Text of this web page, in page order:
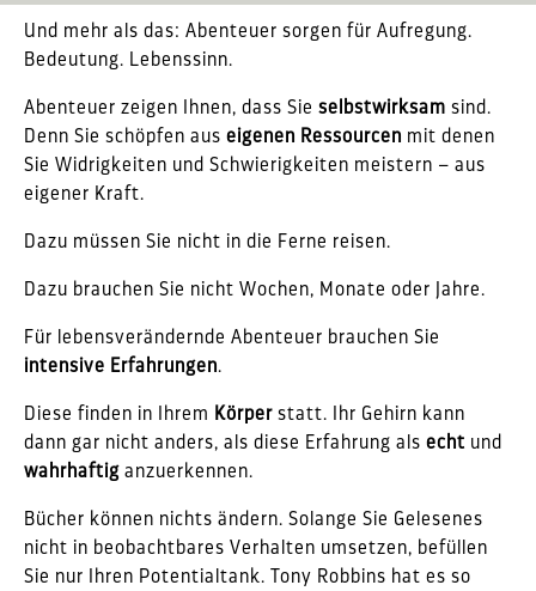
Und mehr als das: Abenteuer sorgen für Aufregung.
Bedeutung. Lebenssinn.
Abenteuer zeigen Ihnen, dass Sie selbstwirksam sind.
Denn Sie schöpfen aus eigenen Ressourcen mit denen
Sie Widrigkeiten und Schwierigkeiten meistern – aus
eigener Kraft.
Dazu müssen Sie nicht in die Ferne reisen.
Dazu brauchen Sie nicht Wochen, Monate oder Jahre.
Für lebensverändernde Abenteuer brauchen Sie
intensive Erfahrungen.
Diese finden in Ihrem Körper statt. Ihr Gehirn kann
dann gar nicht anders, als diese Erfahrung als echt und
wahrhaftig anzuerkennen.
Bücher können nichts ändern. Solange Sie Gelesenes
nicht in beobachtbares Verhalten umsetzen, befüllen
Sie nur Ihren Potentialtank. Tony Robbins hat es so